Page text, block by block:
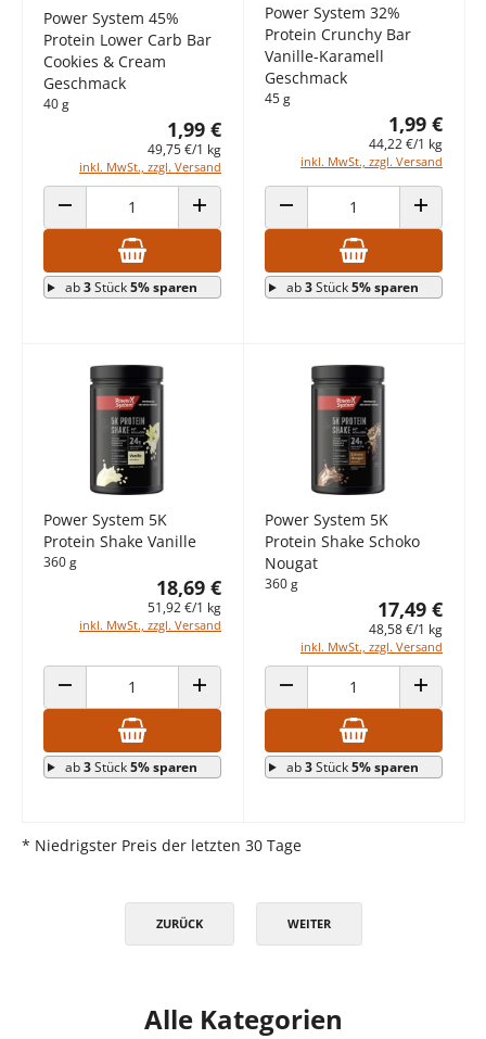
Power System 45%
Protein Lower Carb Bar
Cookies & Cream
Geschmack
40 g
1,99 €
49,75 €/1 kg
inkl. MwSt., zzgl. Versand
ANZAHL VERRINGERN ANZAHL ERHÖHEN
ab3Stück5% sparen
Power System 32%
Protein Crunchy Bar
Vanille-Karamell
Geschmack
45 g
1,99 €
44,22 €/1 kg
inkl. MwSt., zzgl. Versand
ANZAHL VERRINGERN ANZAHL
ab3Stück5% sparen
Power System 5K
Protein Shake Vanille
360 g
18,69 €
51,92 €/1 kg
inkl. MwSt., zzgl. Versand
ANZAHL VERRINGERN ANZAHL ERHÖHEN
ab3Stück5% sparen
Power System 5K
Protein Shake Schoko
Nougat
360 g
17,49 €
48,58 €/1 kg
inkl. MwSt., zzgl. Versand
ANZAHL VERRINGERN ANZAHL
ab3Stück5% sparen
* Niedrigster Preis der letzten 30 Tage
ZURÜCK WEITER
Alle Kategorien